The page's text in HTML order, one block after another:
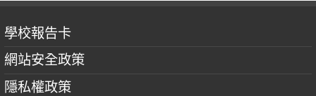
學校報告卡
網站安全政策
隱私權政策